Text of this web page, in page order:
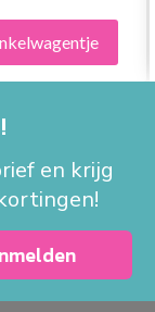
en krijg